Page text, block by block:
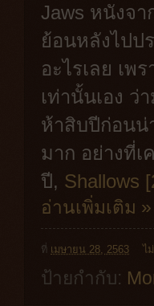
Jaws หนังจ
ย้อนหลังไปป
อะไรเลย เพ
เท่านั้นเอง ว่
ห้าสิบปีก่อนน่
มาก อย่างที่เ
ปี, Shallows
อ่านเพิ่มเติม »
ที่ เมษายน 28, 2563 ไ
ป้ายกำกับ: